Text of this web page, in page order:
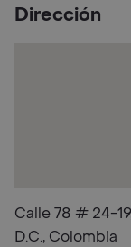
Dirección
Calle 78 # 24-
D.C., Colombia